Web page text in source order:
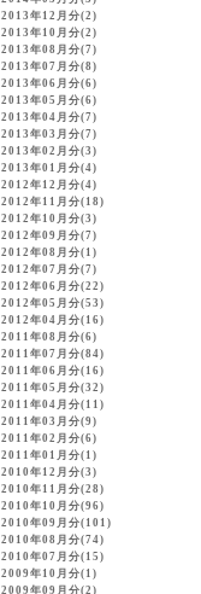
2013年12月分(2)
2013年10月分(2)
2013年08月分(7)
2013年07月分(8)
2013年06月分(6)
2013年05月分(6)
2013年04月分(7)
2013年03月分(7)
2013年02月分(3)
2013年01月分(4)
2012年12月分(4)
2012年11月分(18)
2012年10月分(3)
2012年09月分(7)
2012年08月分(1)
2012年07月分(7)
2012年06月分(22)
2012年05月分(53)
2012年04月分(16)
2011年08月分(6)
2011年07月分(84)
2011年06月分(16)
2011年05月分(32)
2011年04月分(11)
2011年03月分(9)
2011年02月分(6)
2011年01月分(1)
2010年12月分(3)
2010年11月分(28)
2010年10月分(96)
2010年09月分(101)
2010年08月分(74)
2010年07月分(15)
2009年10月分(1)
2009年09月分(2)